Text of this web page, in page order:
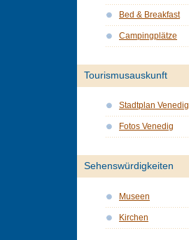
Bed & Breakfast
Campingplätze
Tourismusauskunft
Stadtplan Venedig
Fotos Venedig
Sehenswürdigkeiten
Museen
Kirchen